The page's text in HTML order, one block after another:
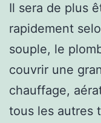
Il sera de plus
rapidement
souple, le
couvrir une
chauffage,
tous les autres